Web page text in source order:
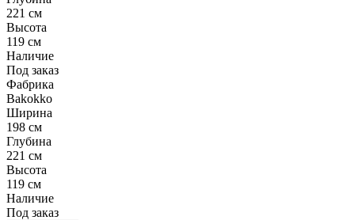
221 см
Высота
119 см
Наличие
Под заказ
Фабрика
Bakokko
Ширина
198 см
Глубина
221 см
Высота
119 см
Наличие
Под заказ